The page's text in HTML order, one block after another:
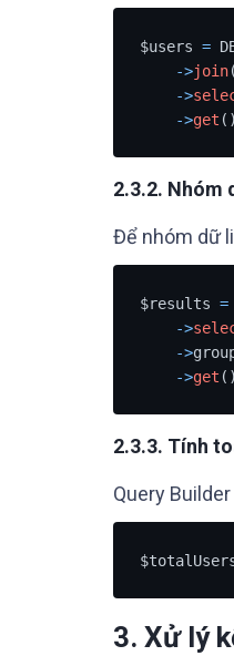
$users =
->join(
->
->get
2.3.2. Nhóm
Để nhóm dữ
$results =
->
->
->get
2.3.3. Tính
Query
3. Xử lý